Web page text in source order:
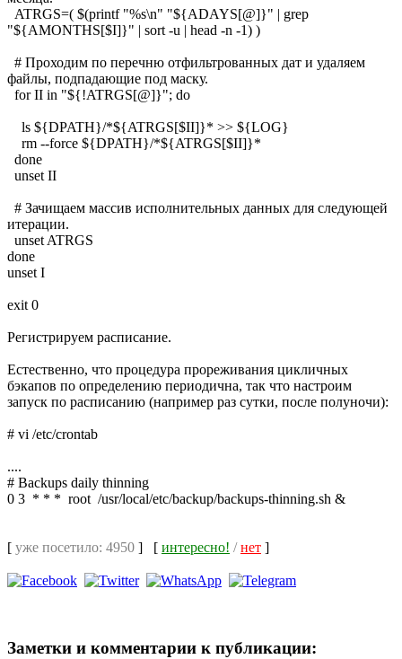
ATRGS=( $(printf "%s\n" "${ADAYS[@]}" | grep
"${AMONTHS[$I]}" | sort -u | head -n -1) )
# Проходим по перечню отфильтрованных дат и удаляем
файлы, подпадающие под маску.
for II in "${!ATRGS[@]}"; do
ls ${DPATH}/*${ATRGS[$II]}* >> ${LOG}
rm --force ${DPATH}/*${ATRGS[$II]}*
done
unset II
# Зачищаем массив исполнительных данных для следующей
итерации.
unset ATRGS
done
unset I
exit 0
Регистрируем расписание.
Естественно, что процедура прореживания цикличных
бэкапов по определению периодична, так что настроим
запуск по расписанию (например раз сутки, после полуночи):
# vi /etc/crontab
....
# Backups daily thinning
0 3 * * * root /usr/local/etc/backup/backups-thinning.sh &
[ уже посетило: 4950 ] [ интересно! /нет ]
Заметки и комментарии к публикации: